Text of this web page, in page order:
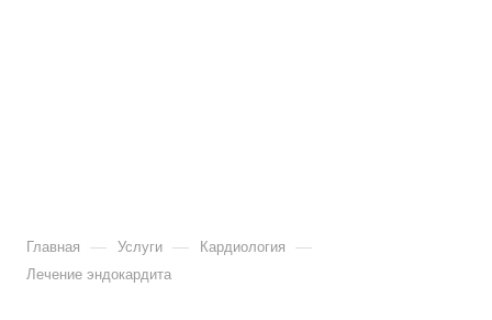
Главная — Услуги — Кардиология —
Лечение эндокардита